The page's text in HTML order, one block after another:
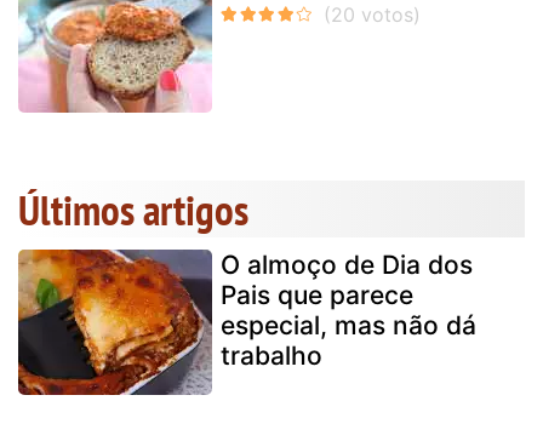
Últimos artigos
O almoço de Dia dos
Pais que parece
especial, mas não dá
trabalho